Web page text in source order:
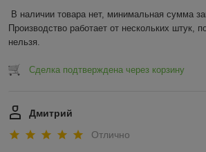
В наличии товара нет, минимальная сумма
Производство работает от нескольких штук,
нельзя.
Сделка подтверждена через корзину
Дмитрий
Отлично